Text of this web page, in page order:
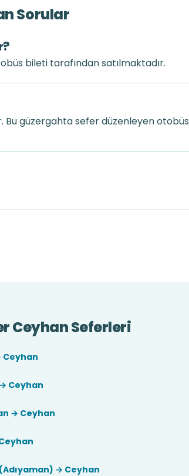
Sorular
bileti tarafından satılmaktadır.
güzergahta sefer düzenleyen otobüs
Ceyhan Seferleri
Ceyhan
Ceyhan
→ Ceyhan
→ Ceyhan